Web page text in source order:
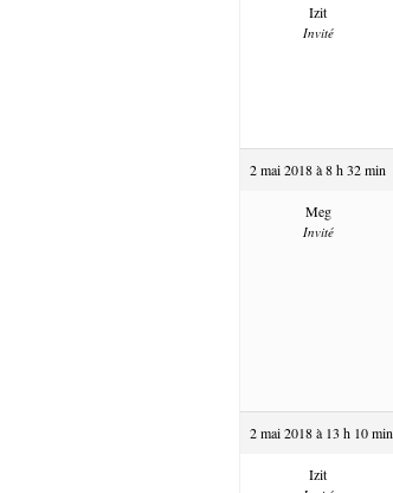
Izit
Invité
2 mai 2018 à 8 h 32 min
Meg
Invité
2 mai 2018 à 13 h 10 min
Izit